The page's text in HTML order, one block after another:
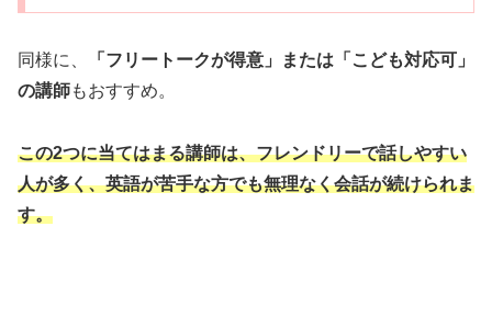
同様に、
「フリートークが得意」または「こども対応可」
の講師もおすすめ。
この2つに当てはまる講師は、フレンドリーで話しやすい
人が多く、英語が苦手な方でも無理なく会話が続けられま
す。